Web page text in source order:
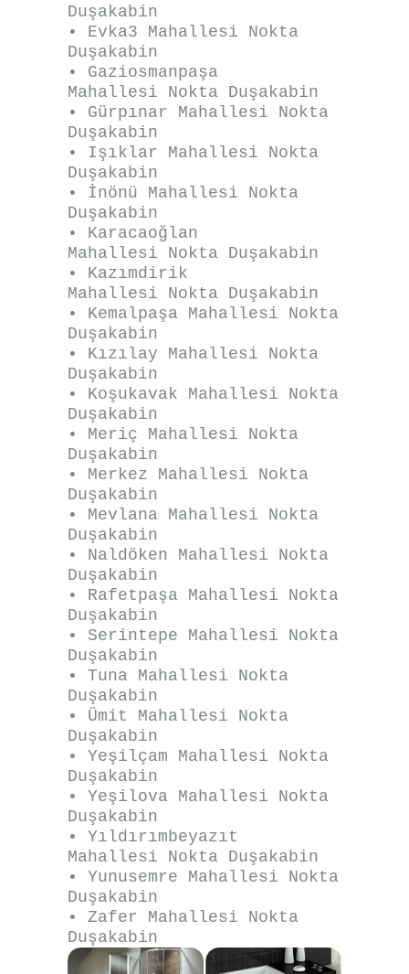
Duşakabin
• Evka3 Mahallesi Nokta
Duşakabin
• Gaziosmanpaşa
Mahallesi Nokta Duşakabin
• Gürpınar Mahallesi Nokta
Duşakabin
• Işıklar Mahallesi Nokta
Duşakabin
• İnönü Mahallesi Nokta
Duşakabin
• Karacaoğlan
Mahallesi Nokta Duşakabin
• Kazımdirik
Mahallesi Nokta Duşakabin
• Kemalpaşa Mahallesi Nokta
Duşakabin
• Kızılay Mahallesi Nokta
Duşakabin
• Koşukavak Mahallesi Nokta
Duşakabin
• Meriç Mahallesi Nokta
Duşakabin
• Merkez Mahallesi Nokta
Duşakabin
• Mevlana Mahallesi Nokta
Duşakabin
• Naldöken Mahallesi Nokta
Duşakabin
• Rafetpaşa Mahallesi Nokta
Duşakabin
• Serintepe Mahallesi Nokta
Duşakabin
• Tuna Mahallesi Nokta
Duşakabin
• Ümit Mahallesi Nokta
Duşakabin
• Yeşilçam Mahallesi Nokta
Duşakabin
• Yeşilova Mahallesi Nokta
Duşakabin
• Yıldırımbeyazıt
Mahallesi Nokta Duşakabin
• Yunusemre Mahallesi Nokta
Duşakabin
• Zafer Mahallesi Nokta
Duşakabin